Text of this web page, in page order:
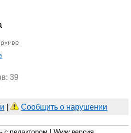
39
Сообщить о нарушении